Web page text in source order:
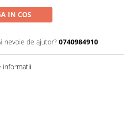
IN COS
nevoie de ajutor? 0740984910
informatii